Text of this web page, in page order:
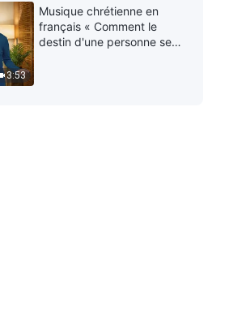
Paroles de Dieu quotidiennes :
Connaître Dieu | Extrait 54
3:53
Musique chrétienne en
français « Comment le
destin d'une personne se